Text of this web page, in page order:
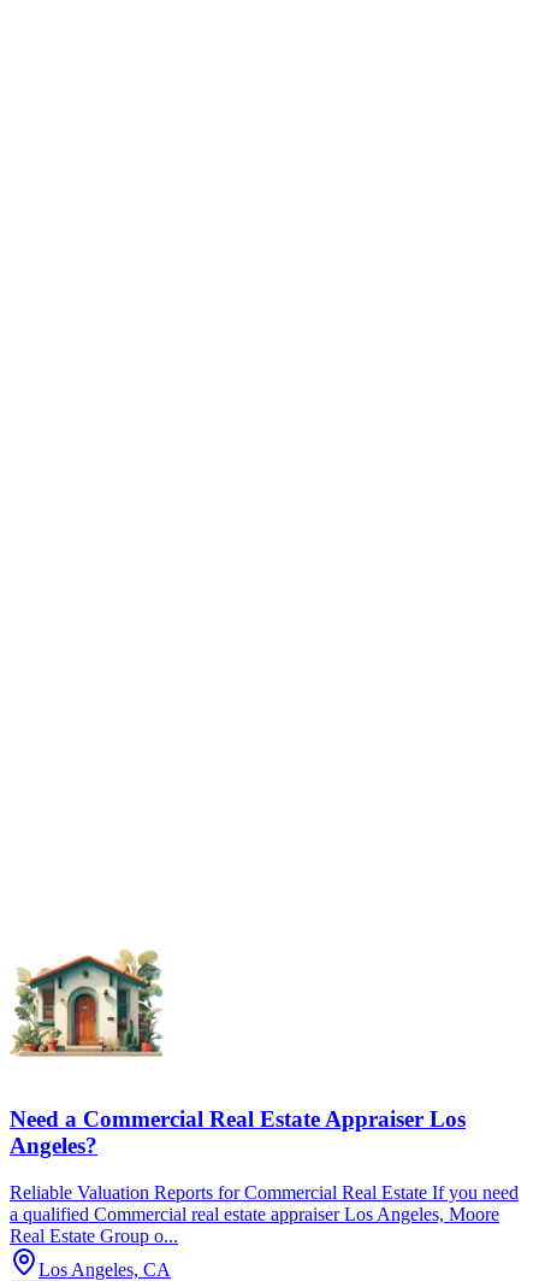
Need a Commercial Real Estate Appraiser Los
Angeles?
Reliable Valuation Reports for Commercial Real Estate If you need
a qualified Commercial real estate appraiser Los Angeles, Moore
Real Estate Group o...
Los Angeles, CA